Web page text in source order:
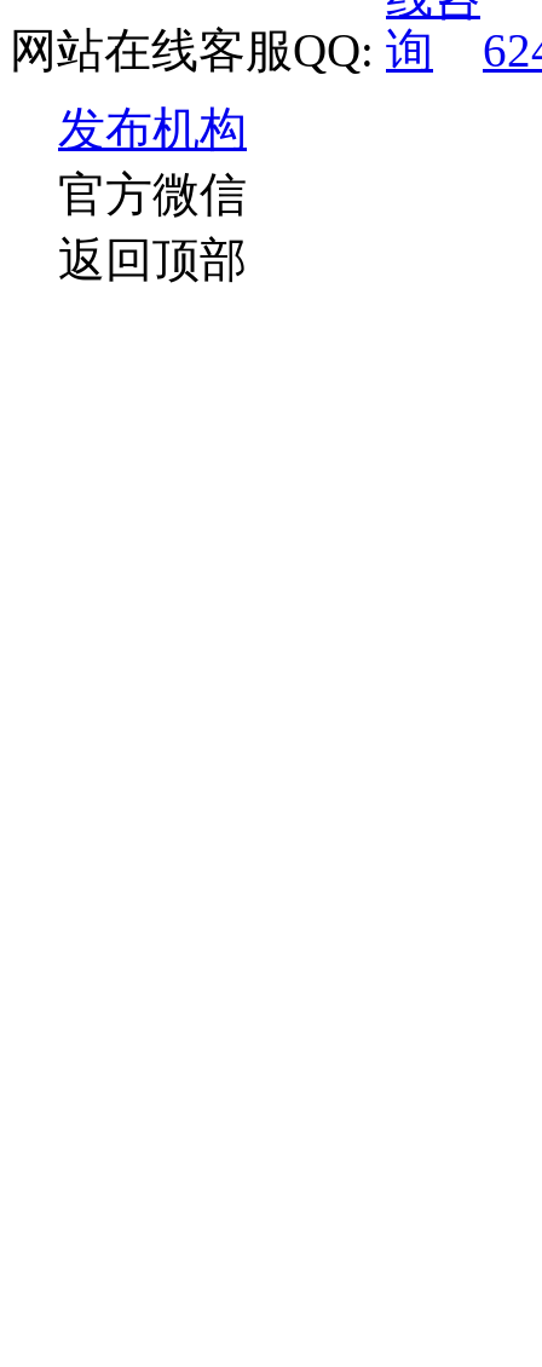
网站在线客服QQ:
发布机构
官方微信
返回顶部